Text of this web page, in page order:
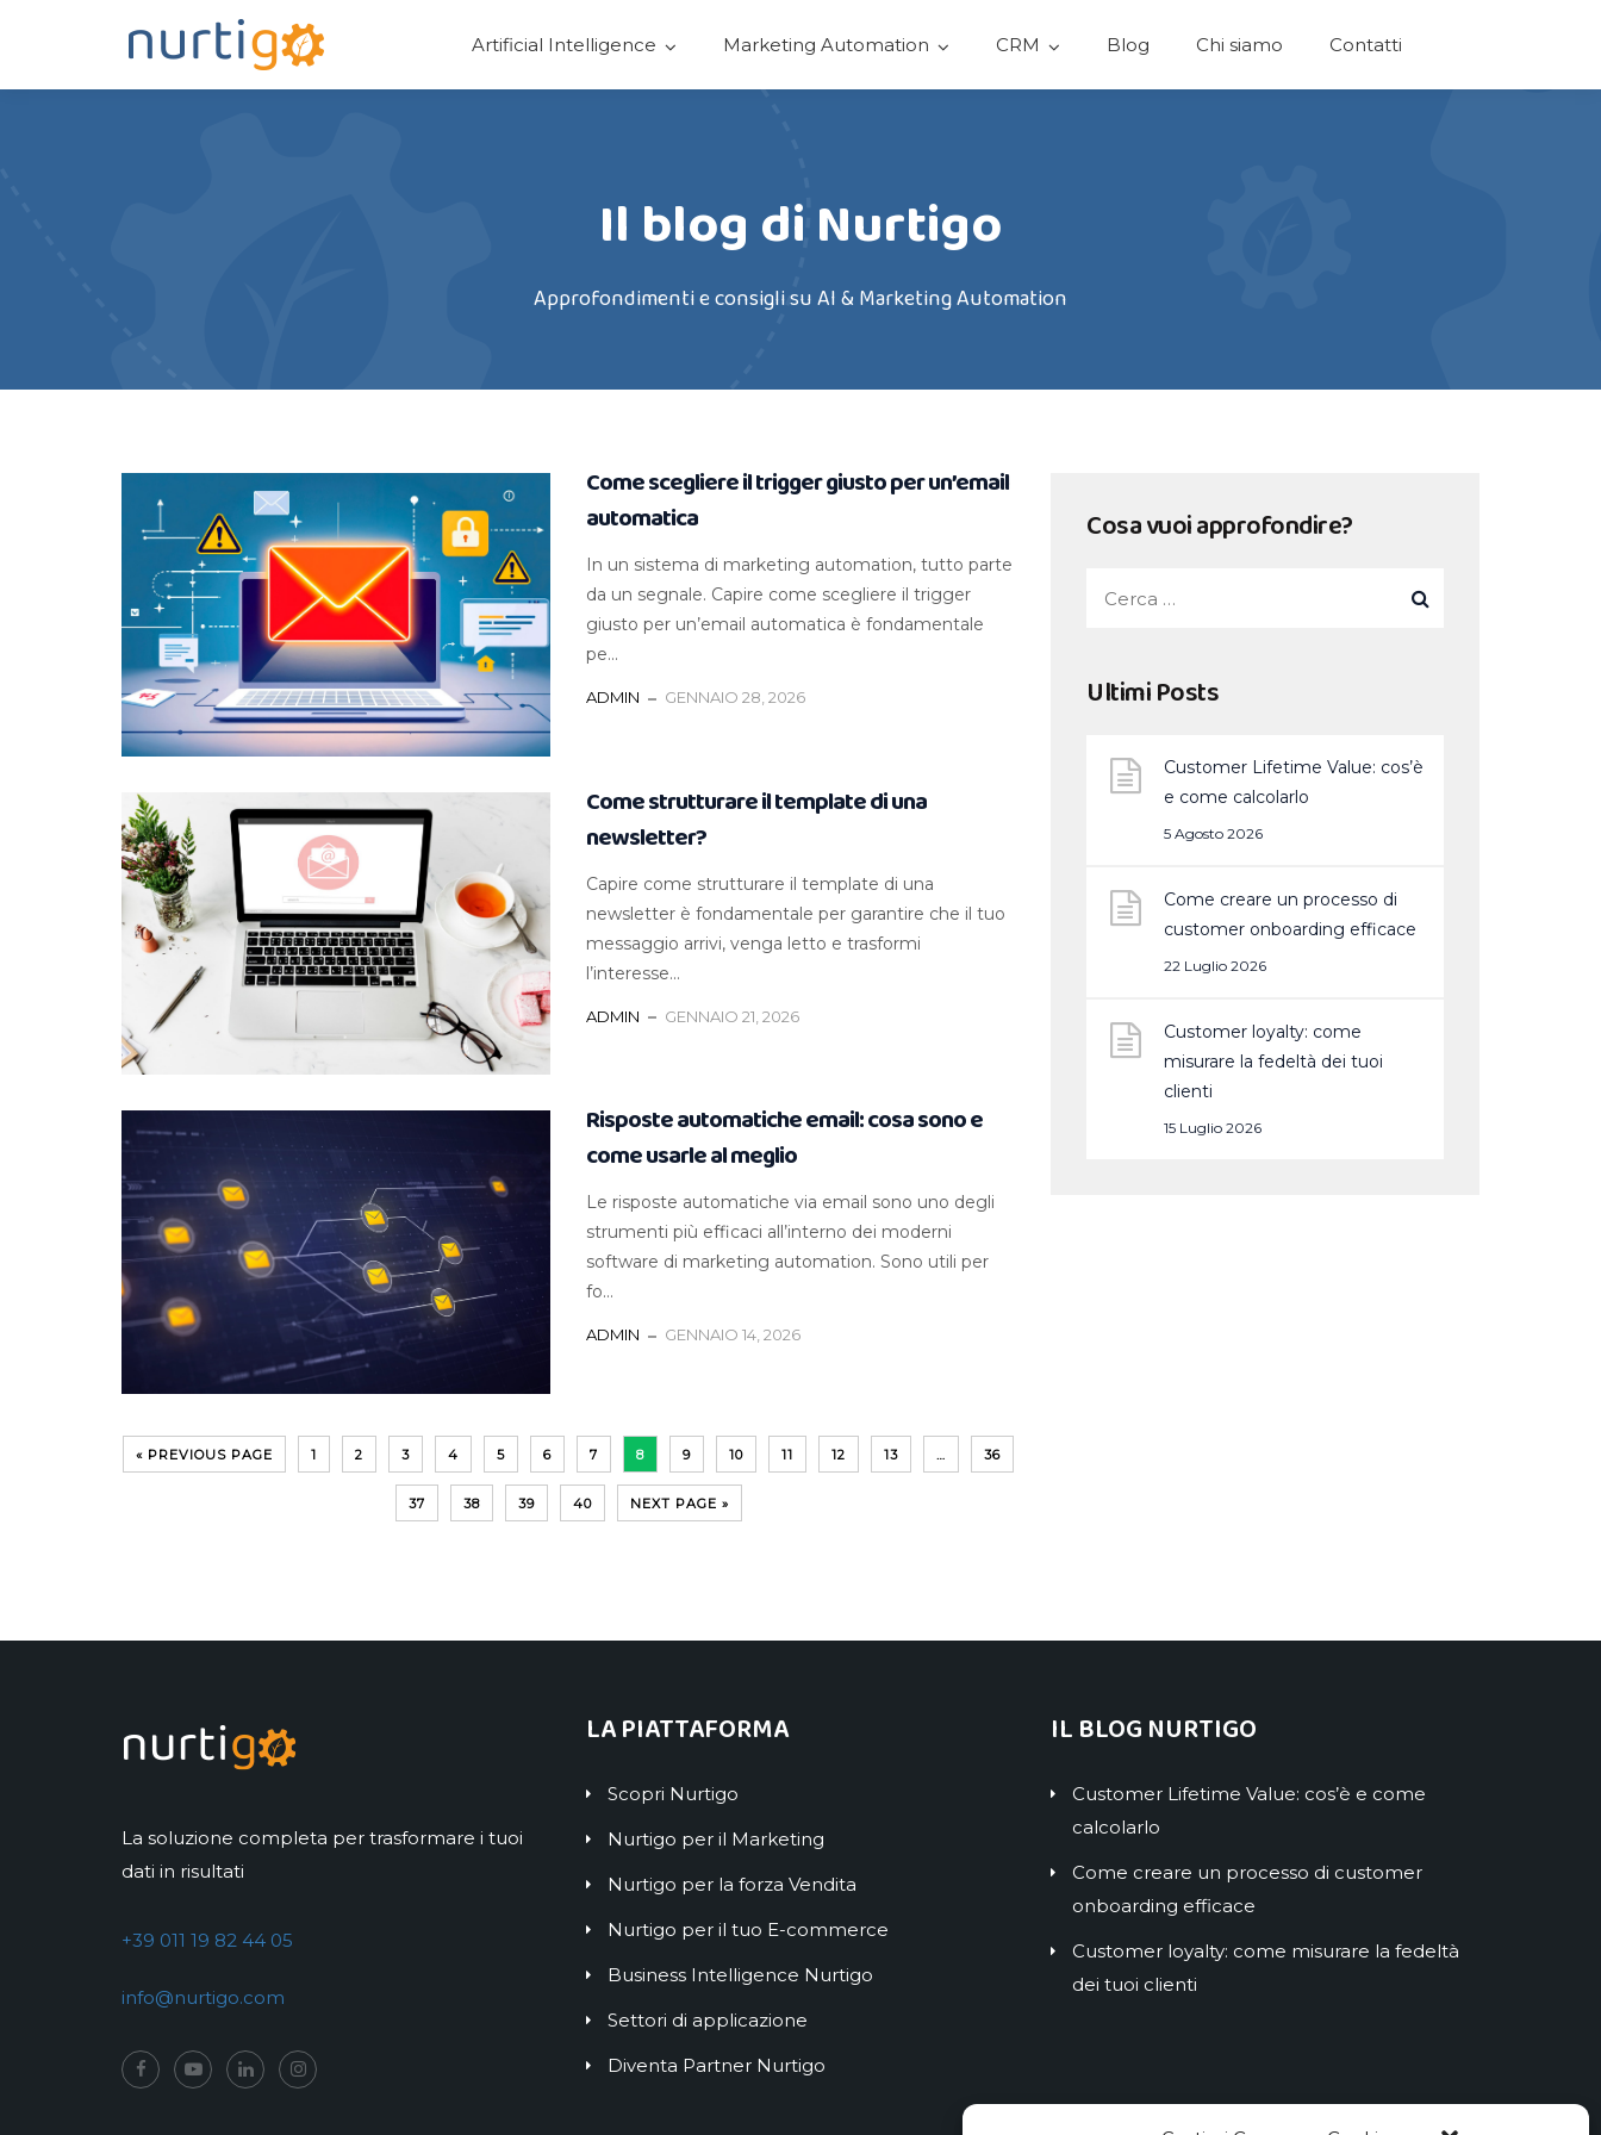
Artificial Intelligence Marketing Automation CRM Blog Chi siamo Contatti
Il blog di Nurtigo
Approfondimenti e consigli su AI & Marketing Automation
Come scegliere il trigger giusto per un’email
automatica
In un sistema di marketing automation, tutto parte
da un segnale. Capire come scegliere il trigger
giusto per un’email automatica è fondamentale
pe...
ADMIN GENNAIO 28, 2026
Come strutturare il template di una
newsletter?
Capire come strutturare il template di una
newsletter è fondamentale per garantire che il tuo
messaggio arrivi, venga letto e trasformi
l’interesse...
ADMIN GENNAIO 21, 2026
Risposte automatiche email: cosa sono e
come usarle al meglio
Le risposte automatiche via email sono uno degli
strumenti più efficaci all’interno dei moderni
software di marketing automation. Sono utili per
fo...
ADMIN GENNAIO 14, 2026
« PREVIOUS PAGE 1 2 3 4 5 6 7 8 9 10 11 12 13 … 36
37 38 39 40 NEXT PAGE »
Cosa vuoi approfondire?
Ultimi Posts
Customer Lifetime Value: cos’è
e come calcolarlo
5 Agosto 2026
Come creare un processo di
customer onboarding efficace
22 Luglio 2026
Customer loyalty: come
misurare la fedeltà dei tuoi
clienti
15 Luglio 2026
La soluzione completa per trasformare i tuoi
dati in risultati
+39 011 19 82 44 05
info@nurtigo.com
LA PIATTAFORMA
Scopri Nurtigo
Nurtigo per il Marketing
Nurtigo per la forza Vendita
Nurtigo per il tuo E-commerce
Business Intelligence Nurtigo
Settori di applicazione
Diventa Partner Nurtigo
IL BLOG NURTIGO
Customer Lifetime Value: cos’è e come
calcolarlo
Come creare un processo di customer
onboarding efficace
Customer loyalty: come misurare la fedeltà
dei tuoi clienti